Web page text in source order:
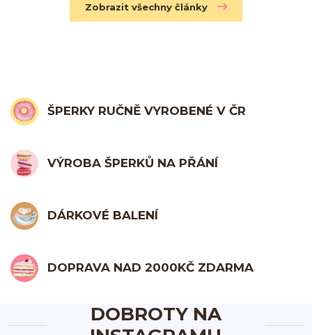
Zobrazit všechny články
ŠPERKY RUČNĚ VYROBENÉ V ČR
VÝROBA ŠPERKŮ NA PŘÁNÍ
DÁRKOVÉ BALENÍ
DOPRAVA NAD 2000KČ ZDARMA
DOBROTY NA